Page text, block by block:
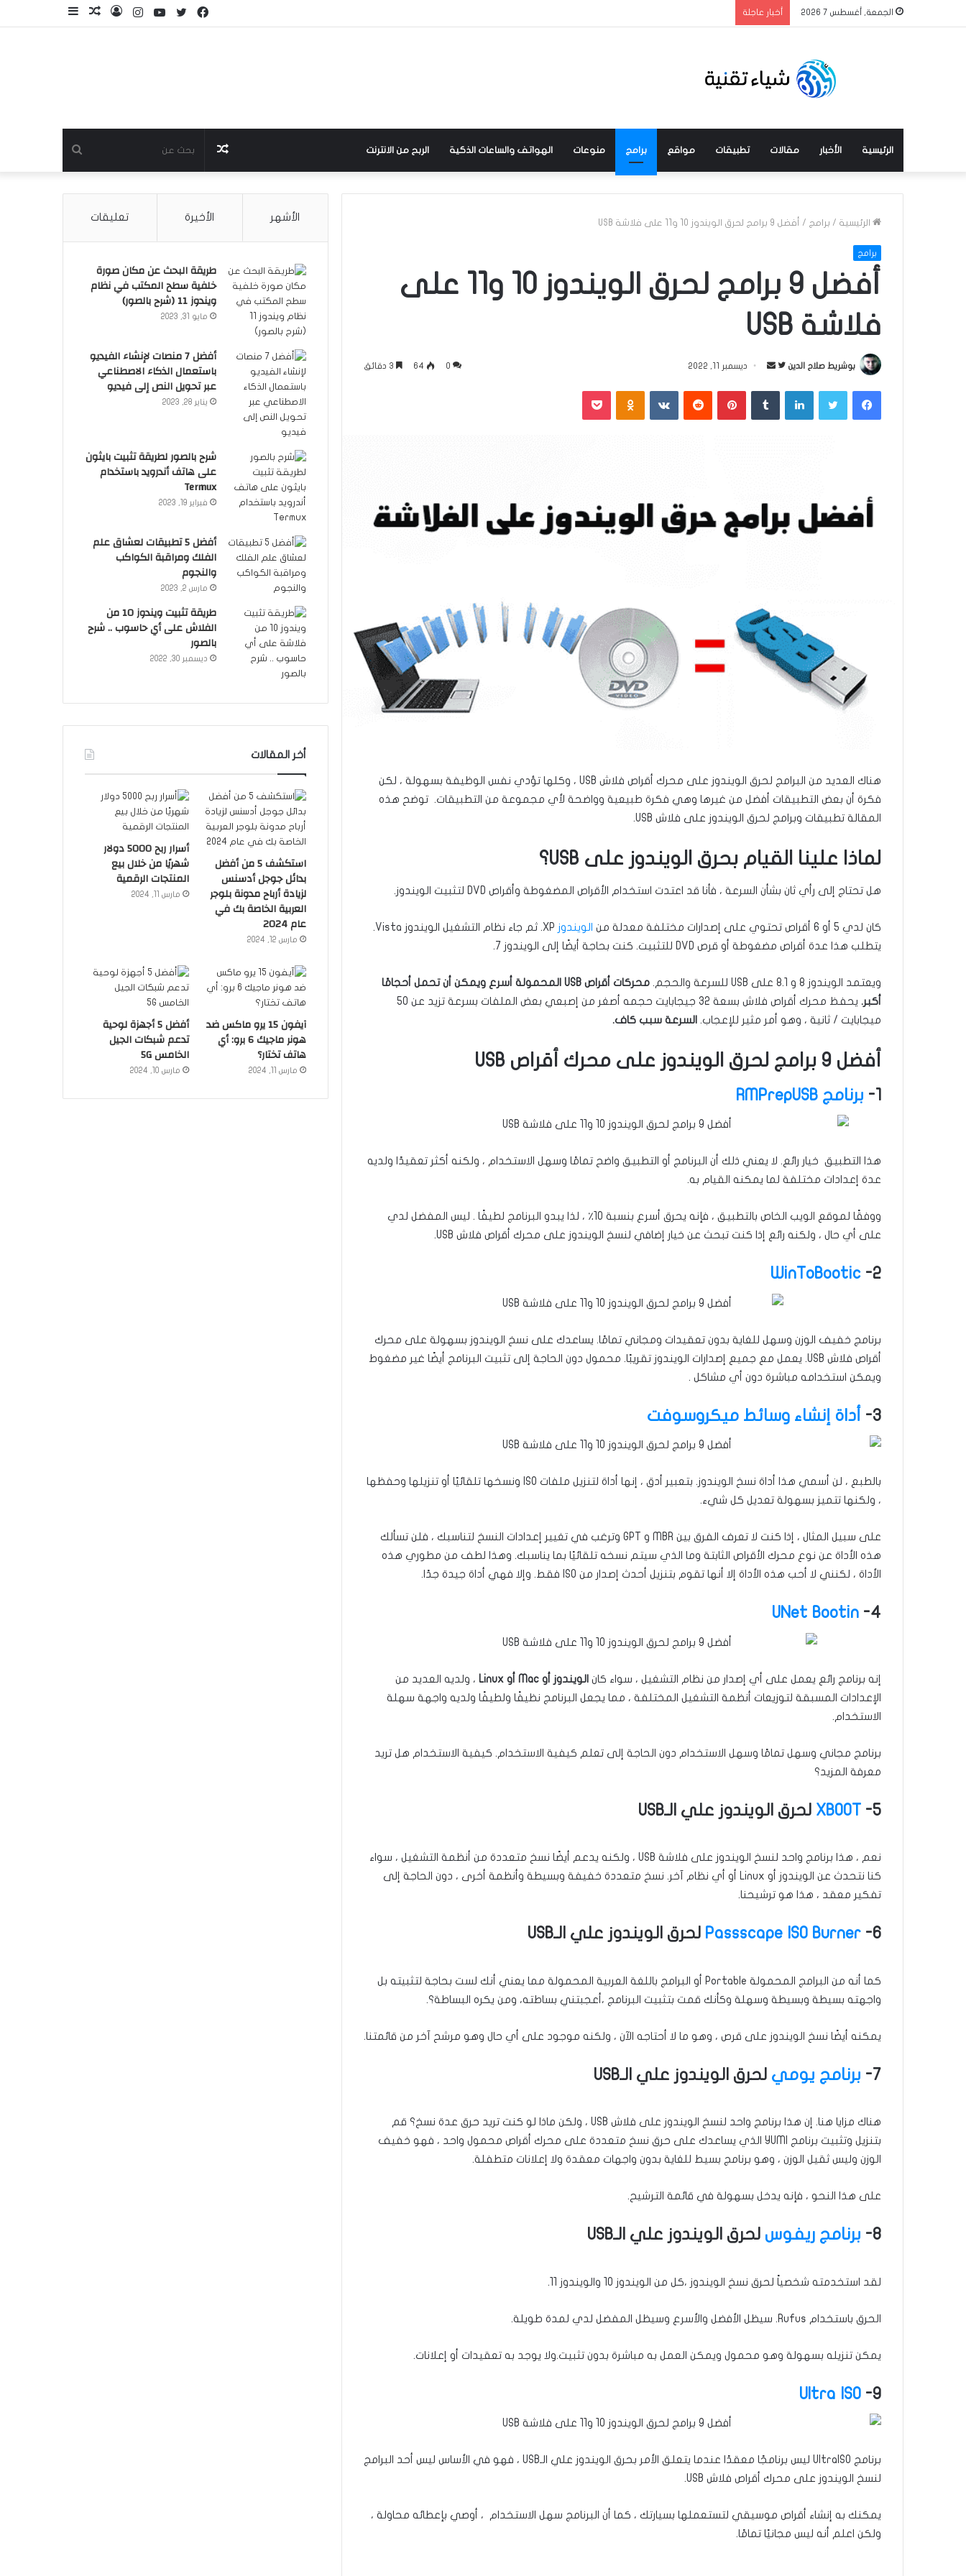
الجمعة, أغسطس 7 2026 أخبار عاجلة مقالتسجيلانستقراميوتيوب تويتر
فيسبوك
الرئيسية الأخبار مقالات تطبيقات مواقع برامج منوعات الهواتف والساعات الذكية الربح من الانترنت
عن
مقال
عشوائي
الرئيسية / برامج / أفضل 9 برامج لحرق الويندوز 10 و11 على فلاشة USB
برامج
أفضل 9 برامج لحرق الويندوز 10 و11 على
فلاشة USB
بوشريط صلاح الدين
ت
ت
س
ا
و
ن
ا
ديسمبر 11, 2022 0
64
فيسبوك لينكدإن بينتيريست ‏VKontakte
هناك العديد من البرامج لحرق الويندوز على محرك أقراص فلاش USB ، وكلها تؤدي نفس الوظيفة بسهولة ، لكن
فكرة أن بعض التطبيقات أفضل من غيرها وهي فكرة طبيعية وواضحة لأي مجموعة من التطبيقات. توضح هذه
المقالة تطبيقات وبرامج لحرق الويندوز على فلاش USB.
لماذا علينا القيام بحرق الويندوز على USB؟
هل تحتاج إلى رأي ثان بشأن السرعة ، فأنا قد اعتدت استخدام الأقراص المضغوطة وأقراص DVD لتثبيت الويندوز.
كان لدي 5 أو 6 أقراص تحتوي على إصدارات مختلفة معدلة من الويندوز
XP. ثم جاء نظام التشغيل الويندوز Vista.
يتطلب هذا عدة أقراص مضغوطة أو قرص DVD للتثبيت. كنت بحاجة أيضًا إلى الويندوز 7.
ويعتمد الويندوز 8 و 8.1 على USB للسرعة والحجم.
محركات أقراص USB المحمولة أسرع ويمكن أن تحمل أحجامًا
أكبر.
يحفظ محرك أقراص فلاش بسعة 32 جيجابايت حجمه أصغر من إصبعي بعض الملفات بسرعة تزيد عن 50
ميجابايت / ثانية ، وهو أمر مثير للإعجاب. السرعة سبب كاف.
أفضل 9 برامج لحرق الويندوز على محرك أقراص USB
1- برنامج RMPrepUSB
هذا التطبيق خيار رائع. لا يعني ذلك أن البرنامج أو التطبيق واضح تمامًا وسهل الاستخدام ، ولكنه أكثر تعقيدًا ولديه
عدة إعدادات مختلفة لما يمكنه القيام به.
ووفقًا لموقع الويب الخاص بالتطبيق ، فإنه يحرق أسرع بنسبة 10٪ ، لذا يبدو البرنامج لطيفًا . ليس المفضل لدي
على أي حال ، ولكنه رائع إذا كنت تبحث عن خيار إضافي لنسخ الويندوز على محرك أقراص فلاش USB.
2-
WinToBootic
برنامج خفيف الوزن وسهل للغاية بدون تعقيدات ومجاني تمامًا. يساعدك على نسخ الويندوز بسهولة على محرك
أقراص فلاش USB. يعمل مع جميع إصدارات الويندوز تقريبًا. محمول دون الحاجة إلى تثبيت البرنامج أيضًا غير مضغوط
ويمكن استخدامه مباشرة دون أي مشاكل .
3- أداة إنشاء وسائط ميكروسوفت
بالطبع ، لن أسمي هذا أداة نسخ الويندوز. بتعبير أدق ، إنها أداة لتنزيل ملفات ISO ونسخها تلقائيًا أو تنزيلها وحفظها
، ولكنها تتميز بسهولة تعديل كل شيء.
على سبيل المثال ، إذا كنت لا تعرف الفرق بين MBR و GPT وترغب في تغيير إعدادات النسخ لتناسبك ، فلن تسألك
هذه الأداة عن نوع محرك الأقراص الثابتة وما الذي سيتم نسخه تلقائيًا بما يناسبك. وهذا لطف من مطوري هذه
الأداة ، لكنني لا أحب هذه الأداة إلا أنها تقوم بتنزيل أحدث إصدار من ISO فقط. وإلا فهي أداة جيدة جدًا.
4-
إنه برنامج رائع يعمل على أي إصدار من نظام التشغيل ، سواء كان الويندوز أو Mac أو Linux
، ولديه العديد من
الإعدادات المسبقة لتوزيعات أنظمة التشغيل المختلفة ، مما يجعل البرنامج نظيفًا ولطيفًا ولديه واجهة سهلة
الاستخدام.
برنامج مجاني وسهل تمامًا وسهل الاستخدام دون الحاجة إلى تعلم كيفية الاستخدام. كيفية الاستخدام هل تريد
معرفة المزيد؟
5-
XBOOT لحرق الويندوز علي الـUSB
نعم ، هذا برنامج واحد لنسخ الويندوز على فلاشة USB ، ولكنه يدعم أيضًا نسخ متعددة من أنظمة التشغيل ، سواء
كنا نتحدث عن الويندوز أو Linux أو أي نظام آخر. نسخ متعددة خفيفة وبسيطة وأنظمة أخرى ، دون الحاجة إلى
تفكير معقد ، هذا هو ترشيحنا.
6-
Passscape ISO Burner لحرق الويندوز علي الـUSB
كما أنه من البرامج المحمولة Portable أو البرامج باللغة العربية المحمولة مما يعني أنك لست بحاجة لتثبيته بل
واجهته بسيطة وبسيطة وسهلة وكأنك قمت بتثبيت البرنامج ،أعجبتني بساطته، ومن يكره البساطة؟.
يمكنه أيضًا نسخ الويندوز على قرص ، وهو ما لا أحتاجه الآن ، ولكنه موجود على أي حال وهو مرشح آخر من قائمتنا.
7- برنامج يومي لحرق الويندوز علي الـUSB
هناك مزايا هنا. إن هذا برنامج واحد لنسخ الويندوز على فلاش USB ، ولكن ماذا لو كنت تريد حرق عدة نسخ؟ قم
بتنزيل وتثبيت برنامج YUMI الذي يساعدك على حرق نسخ متعددة على محرك أقراص محمول واحد ، فهو خفيف
الوزن وليس ثقيل الوزن ، وهو برنامج بسيط للغاية بدون واجهات معقدة ولا إعلانات متطفلة.
على هذا النحو ، فإنه يدخل بسهولة في قائمة الترشيح.
8- برنامج ريفوس لحرق الويندوز علي الـUSB
لقد استخدمته شخصياً لحرق نسخ الويندوز ،كل من الويندوز 10 والويندوز 11.
الحرق باستخدام Rufus. سيظل الأفضل والأسرع وسيظل المفضل لدي لمدة طويلة.
يمكن تنزيله بسهولة وهو محمول ويمكن العمل به مباشرة بدون تثبيت.ولا يوجد به تعقيدات أو إعلانات.
9-
Ultra ISO
برنامج UltraISO ليس برنامجًا معقدًا عندما يتعلق الأمر بحرق الويندوز علي الـUSB ، فهو في الأساس ليس أحد البرامج
لنسخ الويندوز على محرك أقراص فلاش USB.
يمكنك به إنشاء أقراص موسيقي لتستعملها بسيارتك ، كما أن البرنامج سهل الاستخدام ، أوصي بإعطائه محاولة ،
ولكن اعلم أنه ليس مجانيًا تمامًا.
الأشهر الأخيرة تعليقات
طريقة البحث عن مكان صورة
خلفية سطح المكتب في نظام
ويندوز 11 (شرح بالصور)
مايو 31, 2023
أفضل 7 منصات لإنشاء الفيديو
باستعمال الذكاء الاصطناعي
عبر تحويل النص إلى فيديو
يناير 28, 2023
شرح بالصور لطريقة تثبيت بايثون
على هاتف أندرويد باستخدام
Termux
فبراير 19, 2023
أفضل 5 تطبيقات لعشاق علم
الفلك ومراقبة الكواكب
والنجوم
مارس 2, 2023
طريقة تثبيت ويندوز 10 من
الفلاش على أي حاسوب .. شرح
بالصور
ديسمبر 30, 2022
أخر المقالات
استكشف 5 من أفضل
بدائل جوجل أدسنس
لزيادة أرباح مدونة بلوجر
العربية الخاصة بك في
عام 2024
مارس 12, 2024
أسرار ربح 5000 دولار
شهريًا من خلال بيع
المنتجات الرقمية
مارس 11, 2024
آيفون 15 يرو ماكس ضد
هونر ماجيك 6 برو: أي
هاتف تختار؟
مارس 11, 2024
أفضل 5 أجهزة لوحية
تدعم شبكات الجيل
الخامس 5G
مارس 10, 2024